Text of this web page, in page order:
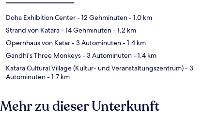
Doha Exhibition Center- 12 Gehminuten- 1.0 km
Strand von Katara- 14 Gehminuten- 1.2 km
Opernhaus von Katar- 3 Autominuten- 1.4 km
Gandhi’s Three Monkeys- 3 Autominuten- 1.4 km
Katara Cultural Village (Kultur- und Veranstaltungszentrum)- 3
Autominuten- 1.7 km
Mehr zu dieser Unterkunft